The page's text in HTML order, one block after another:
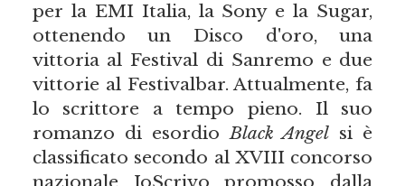
per la EMI Italia, la Sony e la Sugar,
ottenendo un Disco d'oro, una
vittoria al Festival di Sanremo e due
vittorie al Festivalbar. Attualmente, fa
lo scrittore a tempo pieno. Il suo
romanzo di esordioBlack Angel si è
classificato secondo al XVIII concorso
nazionale IoScrivo promosso dalla